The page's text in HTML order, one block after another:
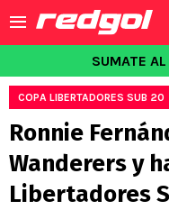
SUMATE
COPA LIBERTADORES SUB 20
Ronnie
Wanderers y
Libertadores